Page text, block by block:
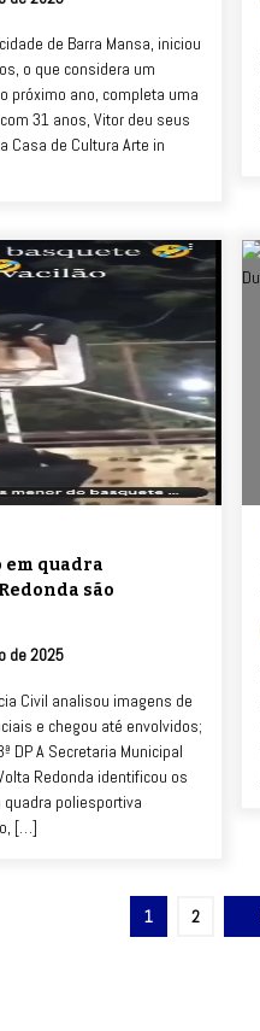
de Barra Mansa, iniciou
o que considera um
próximo ano, completa uma
31 anos, Vitor deu seus
Casa de Cultura Arte in
quadra
são
de 2025
Civil analisou imagens de
e chegou até envolvidos;
DP A Secretaria Municipal
Redonda identificou os
poliesportiva
[…]
1 2